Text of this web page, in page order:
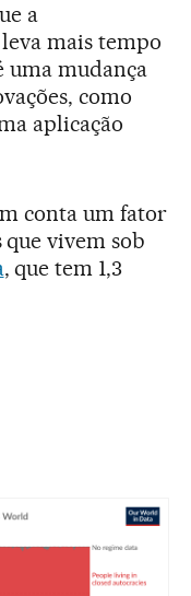
a
mais tempo
uma mudança
como
aplicação
conta um fator
que vivem sob
, que tem 1,3